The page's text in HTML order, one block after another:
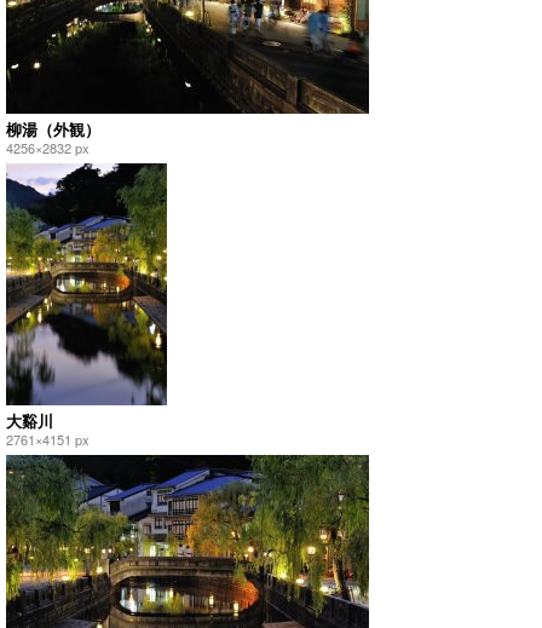
柳湯（外観）
4256×2832 px
大谿川
2761×4151 px